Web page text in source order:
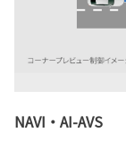
NAVI・AI-AVS